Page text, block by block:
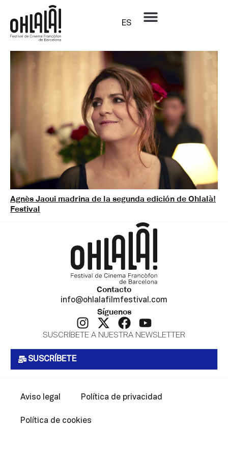
ES
Mes:febrero 2019
Agnès Jaoui madrina de la segunda edición de Ohlalà!
Festival
Contacto
info@ohlalafilmfestival.com
Síguenos
SUSCRÍBETE A NUESTRA NEWSLETTER
SUSCRÍBETE
Aviso legal Política de privacidad
Política de cookies